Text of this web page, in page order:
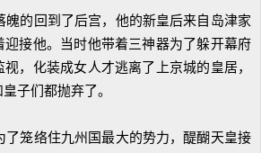
的回到了后宫，他的新皇后来自岛津家
迎接他。当时他带着三神器为了躲开幕府
，化装成女人才逃离了上京城的皇居，
子们都抛弃了。
笼络住九州国最大的势力，醍醐天皇接